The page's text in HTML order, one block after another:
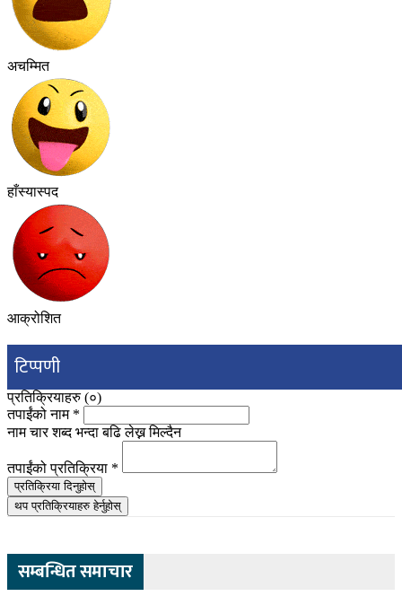
अचम्मित
हाँस्यास्पद
आक्रोशित
टिप्पणी
प्रतिक्रियाहरु (०)
तपाईंको नाम *
नाम चार शब्द भन्दा बढि लेख्न मिल्दैन
तपाईंको प्रतिक्रिया *
प्रतिक्रिया दिनुहोस्
थप प्रतिक्रियाहरु हेर्नुहोस्
सम्बन्धित समाचार